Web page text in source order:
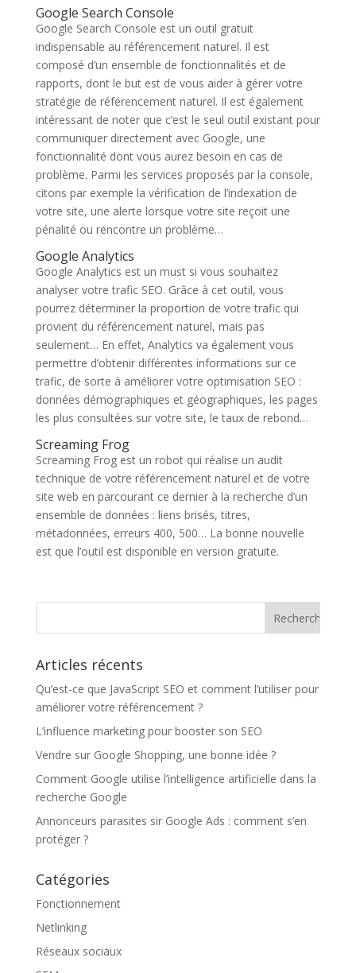
Google Search Console
Google Search Console est un outil gratuit
indispensable au référencement naturel. Il est
composé d’un ensemble de fonctionnalités et de
rapports, dont le but est de vous aider à gérer votre
stratégie de référencement naturel. Il est également
intéressant de noter que c’est le seul outil existant pour
communiquer directement avec Google, une
fonctionnalité dont vous aurez besoin en cas de
problème. Parmi les services proposés par la console,
citons par exemple la vérification de l’indexation de
votre site, une alerte lorsque votre site reçoit une
pénalité ou rencontre un problème…
Google Analytics
Google Analytics est un must si vous souhaitez
analyser votre trafic SEO. Grâce à cet outil, vous
pourrez déterminer la proportion de votre trafic qui
provient du référencement naturel, mais pas
seulement… En effet, Analytics va également vous
permettre d’obtenir différentes informations sur ce
trafic, de sorte à améliorer votre optimisation SEO :
données démographiques et géographiques, les pages
les plus consultées sur votre site, le taux de rebond…
Screaming Frog
Screaming Frog est un robot qui réalise un audit
technique de votre référencement naturel et de votre
site web en parcourant ce dernier à la recherche d’un
ensemble de données : liens brisés, titres,
métadonnées, erreurs 400, 500… La bonne nouvelle
est que l’outil est disponible en version gratuite.
Articles récents
Qu’est-ce que JavaScript SEO et comment l’utiliser pour
améliorer votre référencement ?
L’influence marketing pour booster son SEO
Vendre sur Google Shopping, une bonne idée ?
Comment Google utilise l’intelligence artificielle dans la
recherche Google
Annonceurs parasites sir Google Ads : comment s’en
protéger ?
Catégories
Fonctionnement
Netlinking
Réseaux sociaux